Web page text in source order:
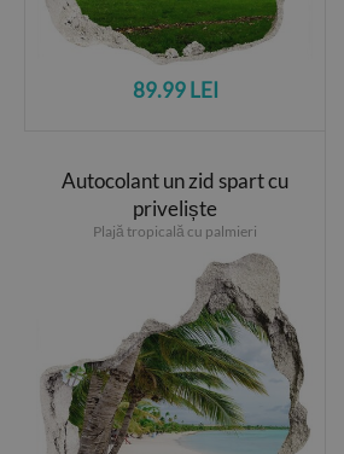
89.99 LEI
Autocolant un zid spart cu
priveliște
Plajă tropicală cu palmieri